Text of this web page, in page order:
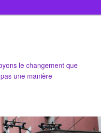
le changement que
une manière